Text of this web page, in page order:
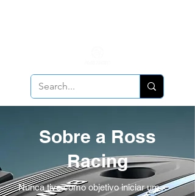
Sobre a Ross
Racing
Nunca tive como objetivo iniciar um